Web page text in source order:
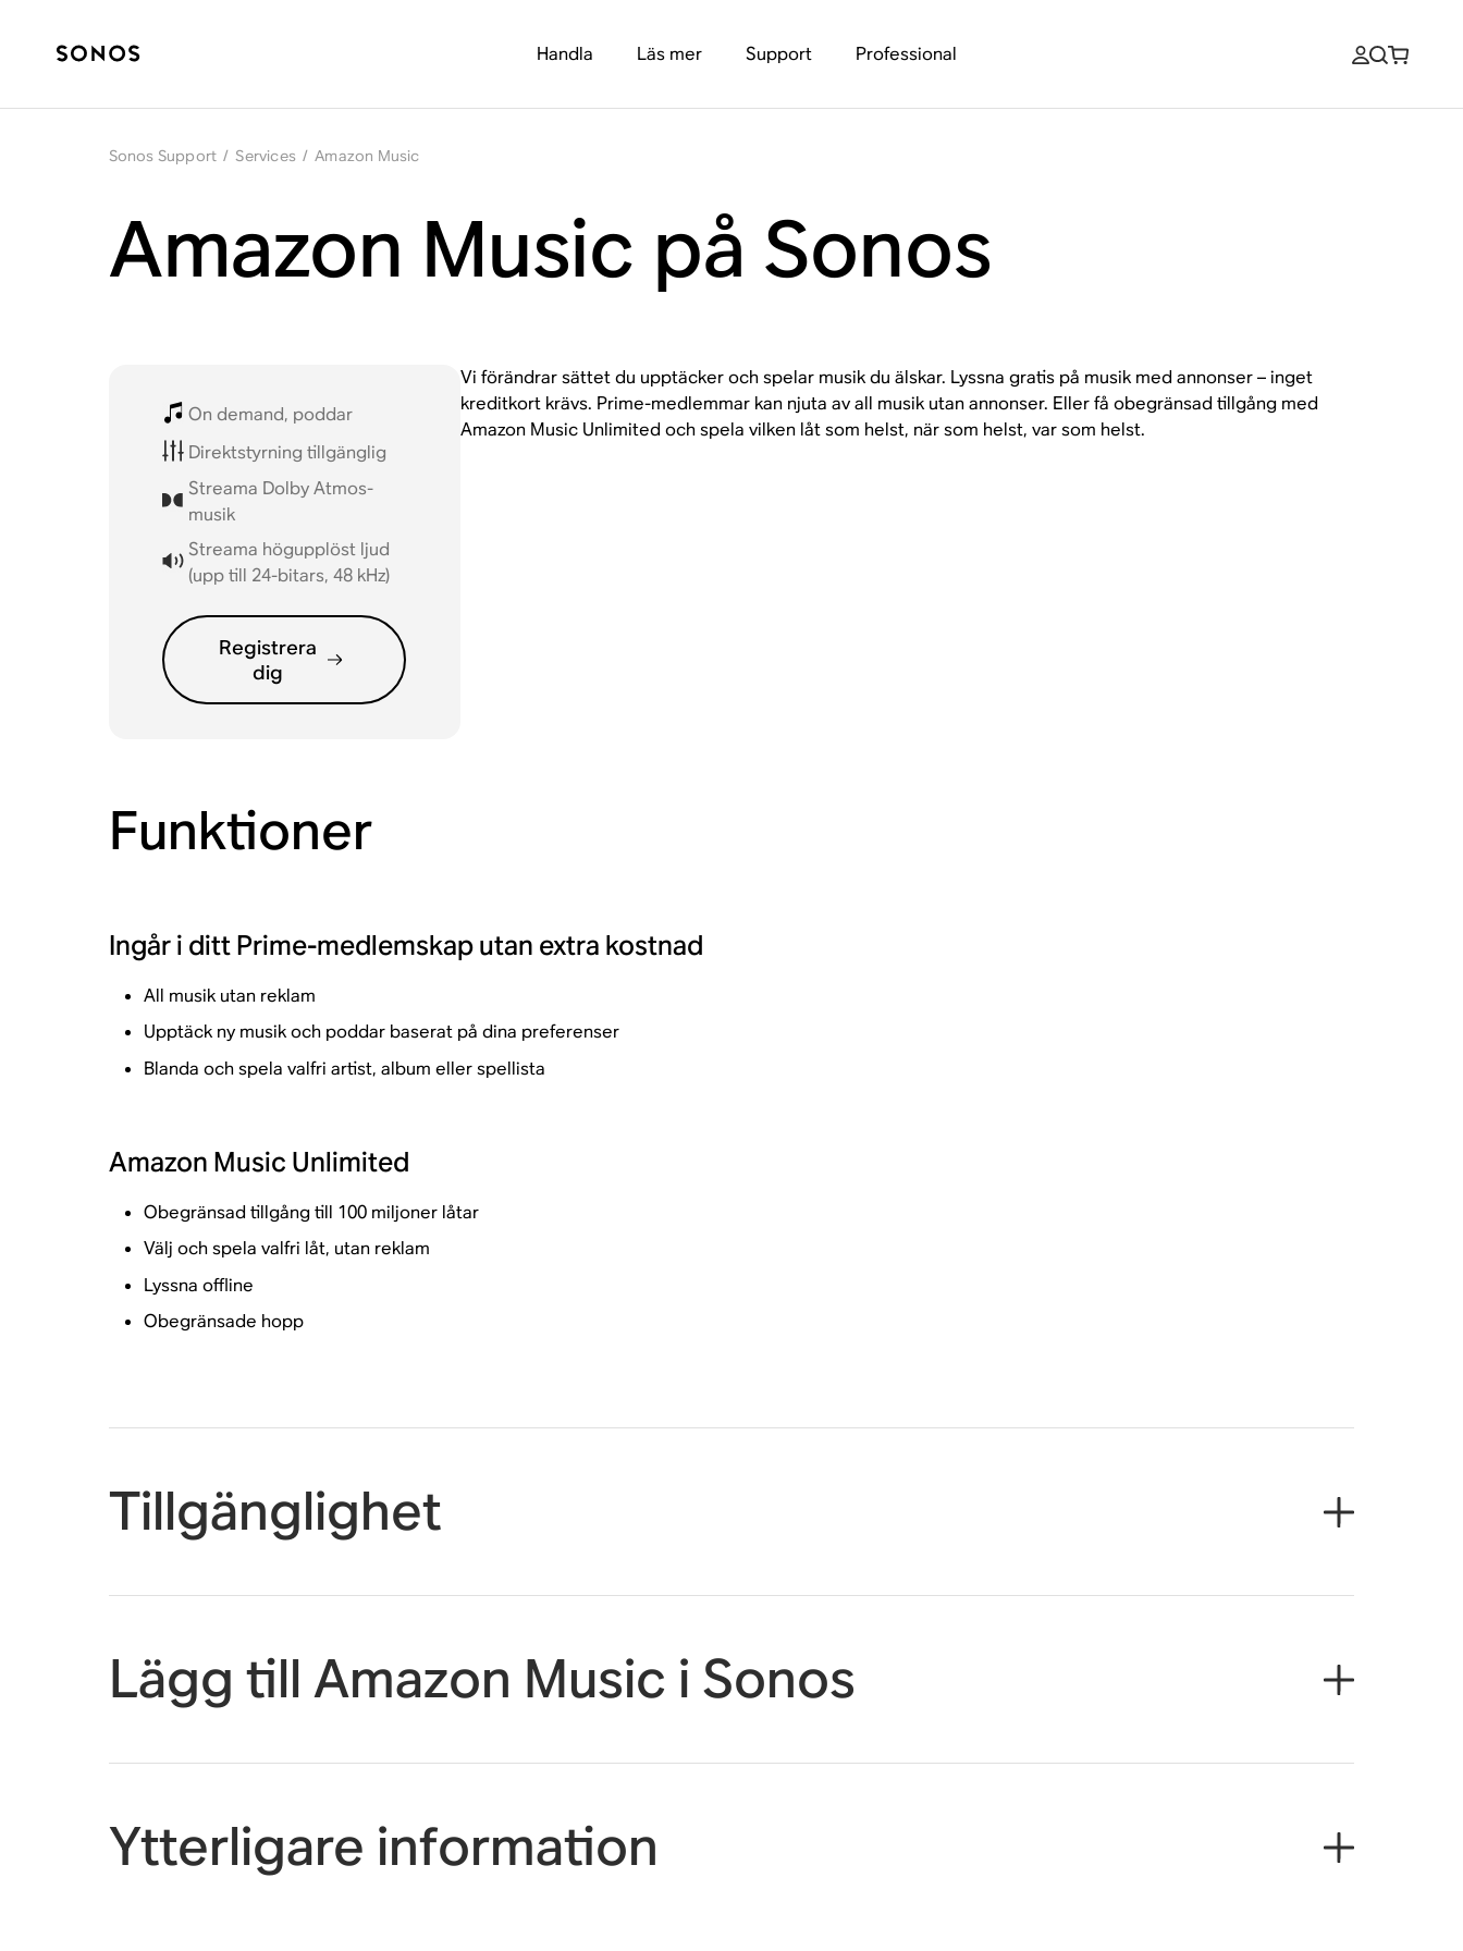
Handla Läs mer Support Professional
Sonos Support / Services / Amazon Music
Amazon Music på Sonos
On demand, poddar
Direktstyrning tillgänglig
Streama Dolby Atmos-
musik
Streama högupplöst ljud
(upp till 24-bitars, 48 kHz)
Registrera
dig
Vi förändrar sättet du upptäcker och spelar musik du älskar. Lyssna gratis på musik med annonser – inget
kreditkort krävs. Prime-medlemmar kan njuta av all musik utan annonser. Eller få obegränsad tillgång med
Amazon Music Unlimited och spela vilken låt som helst, när som helst, var som helst.
Funktioner
Ingår i ditt Prime-medlemskap utan extra kostnad
All musik utan reklam
Upptäck ny musik och poddar baserat på dina preferenser
Blanda och spela valfri artist, album eller spellista
Amazon Music Unlimited
Obegränsad tillgång till 100 miljoner låtar
Välj och spela valfri låt, utan reklam
Lyssna offline
Obegränsade hopp
Tillgänglighet
Lägg till Amazon Music i Sonos
Ytterligare information